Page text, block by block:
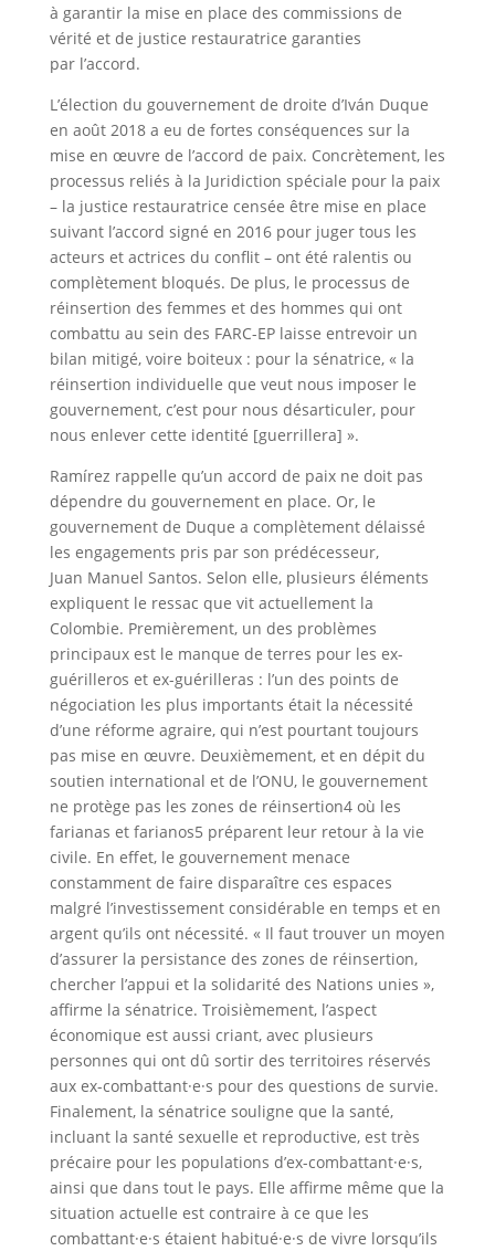
à garantir la mise en place des commissions de
vérité et de justice restauratrice garanties
par l’accord.
L’élection du gouvernement de droite d’Iván Duque
en août 2018 a eu de fortes conséquences sur la
mise en œuvre de l’accord de paix. Concrètement, les
processus reliés à la Juridiction spéciale pour la paix
– la justice restauratrice censée être mise en place
suivant l’accord signé en 2016 pour juger tous les
acteurs et actrices du conflit – ont été ralentis ou
complètement bloqués. De plus, le processus de
réinsertion des femmes et des hommes qui ont
combattu au sein des FARC-EP laisse entrevoir un
bilan mitigé, voire boiteux : pour la sénatrice, « la
réinsertion individuelle que veut nous imposer le
gouvernement, c’est pour nous désarticuler, pour
nous enlever cette identité [guerrillera] ».
Ramírez rappelle qu’un accord de paix ne doit pas
dépendre du gouvernement en place. Or, le
gouvernement de Duque a complètement délaissé
les engagements pris par son prédécesseur,
Juan Manuel Santos. Selon elle, plusieurs éléments
expliquent le ressac que vit actuellement la
Colombie. Premièrement, un des problèmes
principaux est le manque de terres pour les ex-
guérilleros et ex-guérilleras : l’un des points de
négociation les plus importants était la nécessité
d’une réforme agraire, qui n’est pourtant toujours
pas mise en œuvre. Deuxièmement, et en dépit du
soutien international et de l’ONU, le gouvernement
ne protège pas les zones de réinsertion4 où les
farianas et farianos5 préparent leur retour à la vie
civile. En effet, le gouvernement menace
constamment de faire disparaître ces espaces
malgré l’investissement considérable en temps et en
argent qu’ils ont nécessité. « Il faut trouver un moyen
d’assurer la persistance des zones de réinsertion,
chercher l’appui et la solidarité des Nations unies »,
affirme la sénatrice. Troisièmement, l’aspect
économique est aussi criant, avec plusieurs
personnes qui ont dû sortir des territoires réservés
aux ex-combattant·e·s pour des questions de survie.
Finalement, la sénatrice souligne que la santé,
incluant la santé sexuelle et reproductive, est très
précaire pour les populations d’ex-combattant·e·s,
ainsi que dans tout le pays. Elle affirme même que la
situation actuelle est contraire à ce que les
combattant·e·s étaient habitué·e·s de vivre lorsqu’ils